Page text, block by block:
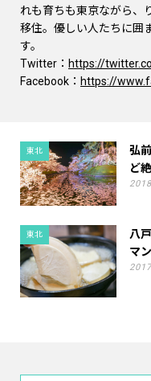
れも育ちも東京ながら、
移住。優しい人たちに囲
す。
Twitter： https://
Facebook： https://
東北
弘
ど
東北
八
マ